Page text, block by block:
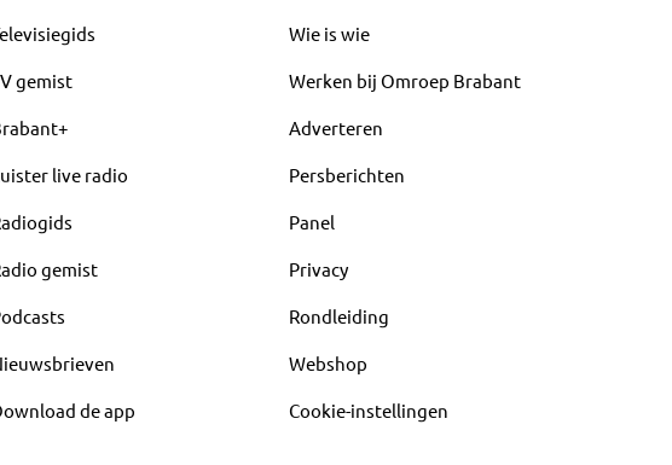
gemist
live radio
gemist
de app
Wie is wie
Werken bij Omroep Brabant
Adverteren
Persberichten
Panel
Privacy
Rondleiding
Webshop
Cookie-instellingen